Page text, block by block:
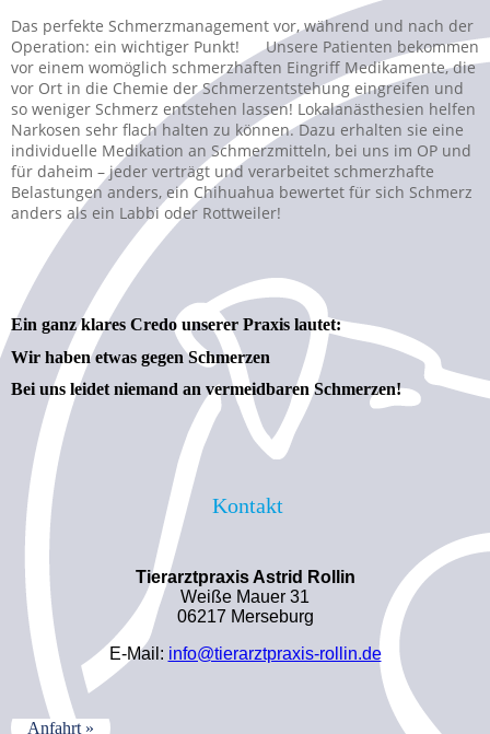
Das perfekte Schmerzmanagement vor, während und nach der
Operation: ein wichtiger Punkt! Unsere Patienten bekommen
vor einem womöglich schmerzhaften Eingriff Medikamente, die
vor Ort in die Chemie der Schmerzentstehung eingreifen und
so weniger Schmerz entstehen lassen! Lokalanästhesien helfen
Narkosen sehr flach halten zu können. Dazu erhalten sie eine
individuelle Medikation an Schmerzmitteln, bei uns im OP und
für daheim – jeder verträgt und verarbeitet schmerzhafte
Belastungen anders, ein Chihuahua bewertet für sich Schmerz
anders als ein Labbi oder Rottweiler!
Ein ganz klares Credo unserer Praxis lautet:
Wir haben etwas gegen Schmerzen
Bei uns leidet niemand an vermeidbaren Schmerzen!
Kontakt
Tierarztpraxis Astrid Rollin
Weiße Mauer 31
06217 Merseburg
E-Mail: info@tierarztpraxis-rollin.de
Anfahrt »